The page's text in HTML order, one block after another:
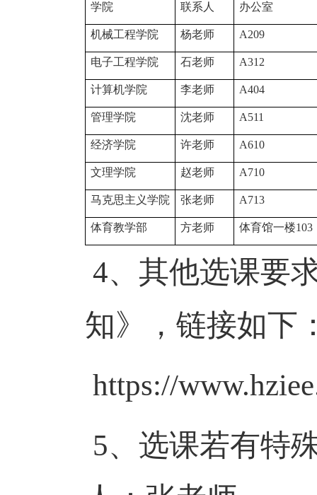
学院 联系人 办公室
机械工程学院 杨老师 A209
电子工程学院 石老师 A312
计算机学院 李老师 A404
管理学院 沈老师 A511
经济学院 许老师 A610
文理学院 赵老师 A710
马克思主义学院 张老师 A713
体育教学部 方老师 体育馆一楼103
4、其他选课要
知》，链接如下
https://
5、选课若有特